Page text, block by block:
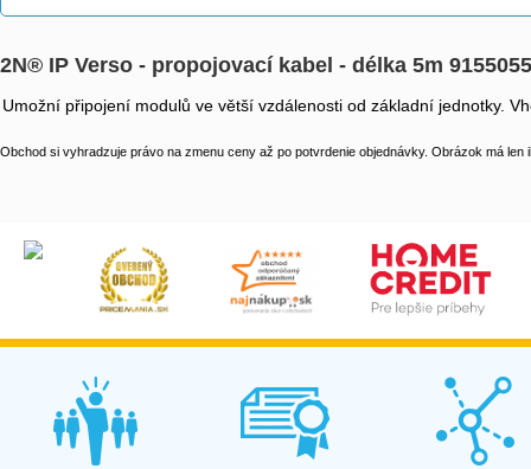
2N® IP Verso - propojovací kabel - délka 5m 9155055
Umožní připojení modulů ve větší vzdálenosti od základní jednotky.
Obchod si vyhradzuje právo na zmenu ceny až po potvrdenie objednávky. Obrázok má len